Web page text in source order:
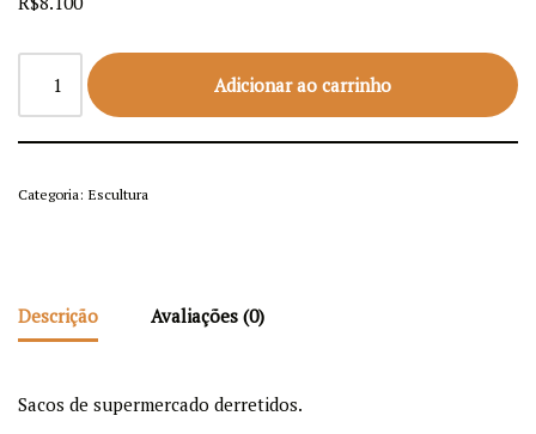
Adicionar ao carrinho
Categoria: Escultura
Descrição Avaliações (0)
Sacos de supermercado derretidos.